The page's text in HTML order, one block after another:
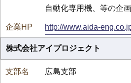
自動化専用機、等の企
http://www.aida-
株式会社アイプロジェクト
広島支部